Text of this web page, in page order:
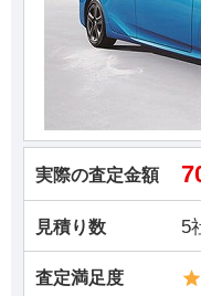
実際の査定金額
見積り数 5
査定満足度